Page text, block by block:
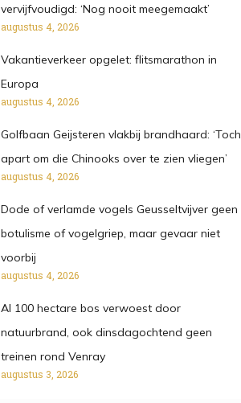
vervijfvoudigd: ‘Nog nooit meegemaakt’
augustus 4, 2026
Vakantieverkeer opgelet: flitsmarathon in
Europa
augustus 4, 2026
Golfbaan Geijsteren vlakbij brandhaard: ‘Toch
apart om die Chinooks over te zien vliegen’
augustus 4, 2026
Dode of verlamde vogels Geusseltvijver geen
botulisme of vogelgriep, maar gevaar niet
voorbij
augustus 4, 2026
Al 100 hectare bos verwoest door
natuurbrand, ook dinsdagochtend geen
treinen rond Venray
augustus 3, 2026